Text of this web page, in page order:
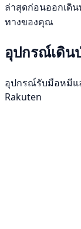
ล่าสุดก่อนออกเดิน
ทางของคุณ
อุปกรณ์เดิน
อุปกรณ์รับมือหมีแ
Rakuten